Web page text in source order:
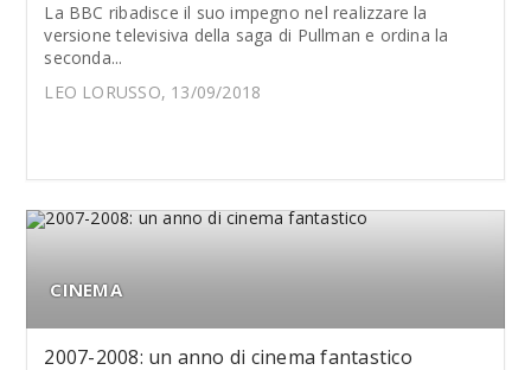
La BBC ribadisce il suo impegno nel realizzare la
versione televisiva della saga di Pullman e ordina la
seconda...
LEO LORUSSO, 13/09/2018
CINEMA
2007-2008: un anno di cinema fantastico